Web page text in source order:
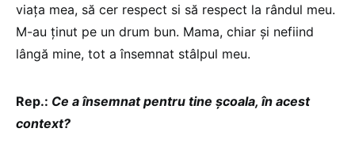
viața mea, să cer respect si să respect la rândul meu.
M-au ținut pe un drum bun. Mama, chiar și nefiind
lângă mine, tot a însemnat stâlpul meu.
Rep.: Ce a însemnat pentru tine școala, în acest
context?